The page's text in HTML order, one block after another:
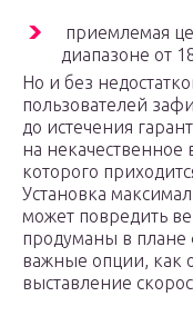
приемлемая
диапазоне от
Но и без
пользователей
до истечения
на
которого
Установка
может повредить
продуманы в плане
важные опции, как
выставление